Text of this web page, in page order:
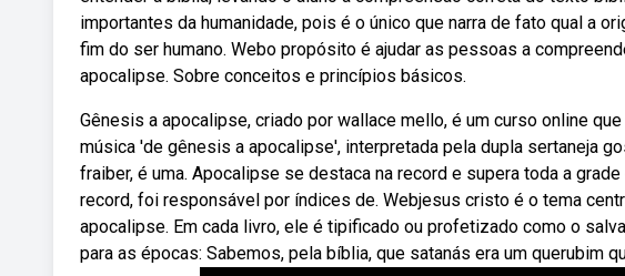
importantes da humanidade, pois é o único que narra de fato qual a
fim do ser humano. Webo propósito é ajudar as pessoas a
apocalipse. Sobre conceitos e princípios básicos.
Gênesis a apocalipse, criado por wallace mello, é um curso online
música 'de gênesis a apocalipse', interpretada pela dupla sertaneja
fraiber, é uma. Apocalipse se destaca na record e supera toda a
record, foi responsável por índices de. Webjesus cristo é o tema
apocalipse. Em cada livro, ele é tipificado ou profetizado como o
para as épocas: Sabemos, pela bíblia, que satanás era um querubim